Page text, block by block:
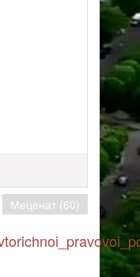
Меценат (60)